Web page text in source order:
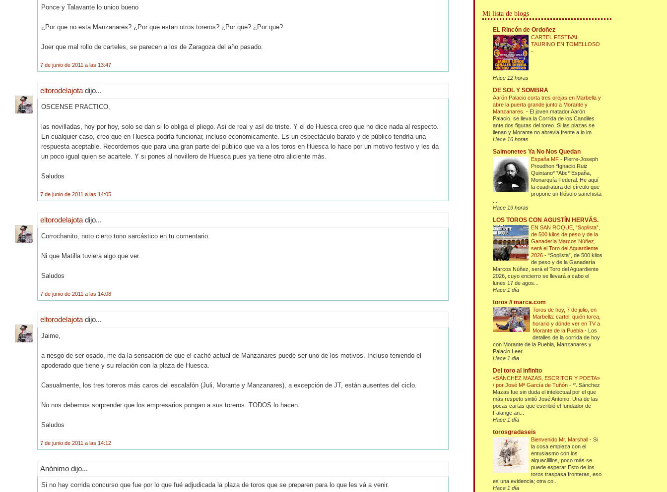
Ponce y Talavante lo unico bueno
¿Por que no esta Manzanares? ¿Por que estan otros toreros? ¿Por que? ¿Por que?
Joer que mal rollo de carteles, se parecen a los de Zaragoza del año pasado.
7 de junio de 2011 a las 13:47
eltorodelajota dijo...
OSCENSE PRACTICO,
las novilladas, hoy por hoy, solo se dan si lo obliga el pliego. Asi de real y así de triste. Y el de Huesca creo que no dice nada al respecto.
En cualquier caso, creo que en Huesca podría funcionar, incluso económicamente. Es un espectáculo barato y de público tendría una
respuesta aceptable. Recordemos que para una gran parte del público que va a los toros en Huesca lo hace por un motivo festivo y les da
un poco igual quien se acartele. Y si pones al novillero de Huesca pues ya tiene otro aliciente más.
Saludos
7 de junio de 2011 a las 14:05
eltorodelajota dijo...
Corrochanito, noto cierto tono sarcástico en tu comentario.
Ni que Matilla tuviera algo que ver.
Saludos
7 de junio de 2011 a las 14:08
eltorodelajota dijo...
Jaime,
a riesgo de ser osado, me da la sensación de que el caché actual de Manzanares puede ser uno de los motivos. Incluso teniendo el
apoderado que tiene y su relación con la plaza de Huesca.
Casualmente, los tres toreros más caros del escalafón (Juli, Morante y Manzanares), a excepción de JT, están ausentes del ciclo.
No nos debemos sorprender que los empresarios pongan a sus toreros. TODOS lo hacen.
Saludos
7 de junio de 2011 a las 14:12
Anónimo dijo...
Si no hay corrida concurso que fue por lo que fué adjudicada la plaza de toros que se preparen para lo que les vá a venir.
Mi lista de blogs
EL Rincón de Ordoñez
CARTEL FESTIVAL
TAURINO EN TOMELLOSO
-
Hace 12 horas
DE SOL Y SOMBRA
Aarón Palacio corta tres orejas en Marbella y
abre la puerta grande junto a Morante y
Manzanares.- El joven matador Aarón
Palacio, se lleva la Corrida de los Candiles
ante dos figuras del toreo. Si las plazas se
llenan y Morante no abrevia frente a lo im...
Hace 16 horas
Salmonetes Ya No Nos Quedan
España MF- Pierre-Joseph
Proudhon *Ignacio Ruiz
Quintano* *Abc* España,
Monarquía Federal. He aquí
la cuadratura del círculo que
propone un filósofo sanchista
Hace 19 horas
LOS TOROS CON AGUSTÍN HERVÁS.
EN SAN ROQUE, “Soplista”,
de 500 kilos de peso y de la
Ganadería Marcos Núñez,
será el Toro del Aguardiente
2026-“Soplista”, de 500 kilos
de peso y de la Ganadería
Marcos Núñez, será el Toro del Aguardiente
2026, cuyo encierro se llevará a cabo el
lunes 17 de agos...
Hace 1 día
toros // marca.com
Toros de hoy, 7 de julio, en
Marbella: cartel, quién torea,
horario y dónde ver en TV a
Morante de la Puebla- Los
detalles de la corrida de hoy
con Morante de la Puebla, Manzanares y
Palacio Leer
Hace 1 día
Del toro al infinito
«SÁNCHEZ MAZAS, ESCRITOR Y POETA»
/ por José Mª García de Tuñón-*'..Sánchez
Mazas fue sin duda el intelectual por el que
más respeto sintió José Antonio. Una de las
pocas cartas que escribió el fundador de
Falange an...
Hace 1 día
torosgradaseis
Bienvenido Mr. Marshall-Si
la cosa empieza con el
entusiasmo con los
alguacilillos, poco más se
puede esperar Esto de los
toros traspasa fronteras, eso
es una evidencia; otra co...
Hace 1 día